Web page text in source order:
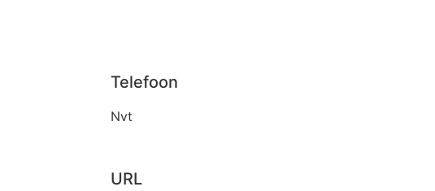
Telefoon
Nvt
URL